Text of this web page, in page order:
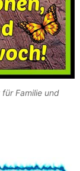
Familie und